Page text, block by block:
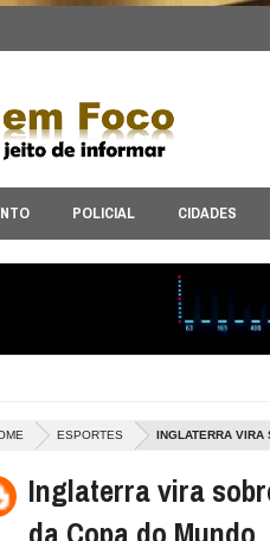
POLICIAL CIDADES
ESPORTES INGLATERRA VIRA
Inglaterra vira